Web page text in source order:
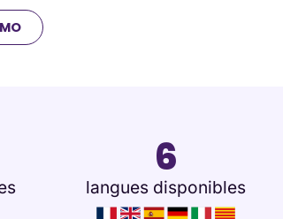
6
langues disponibles